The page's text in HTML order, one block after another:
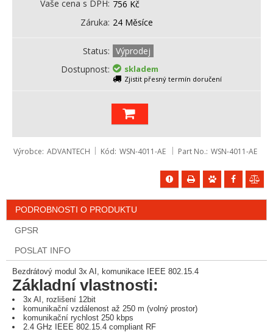
Vaše cena s DPH 756 Kč
Záruka 24 Měsíce
Status
Výprodej
Dostupnost
skladem
Zjistit přesný termín doručení
Výrobce ADVANTECH Kód WSN-4011-AE Part No. WSN-4011-AE
PODROBNOSTI O PRODUKTU
GPSR
POSLAT INFO
Bezdrátový modul 3x AI, komunikace IEEE 802.15.4
Základní vlastnosti:
3x AI, rozlišení 12bit
komunikační vzdálenost až 250 m (volný prostor)
komunikační rychlost 250 kbps
2.4 GHz IEEE 802.15.4 compliant RF